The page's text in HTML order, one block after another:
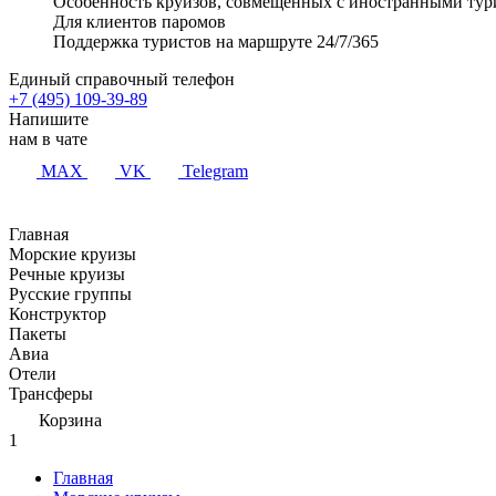
Для клиентов паромов
Поддержка туристов на маршруте 24/7/365
Единый справочный телефон
+7 (495) 109-39-89
Напишите
нам в чате
MAX
VK Telegram
Главная
Морские круизы
Речные круизы
Русские группы
Конструктор
Пакеты
Авиа
Отели
Трансферы
Корзина
1
Главная